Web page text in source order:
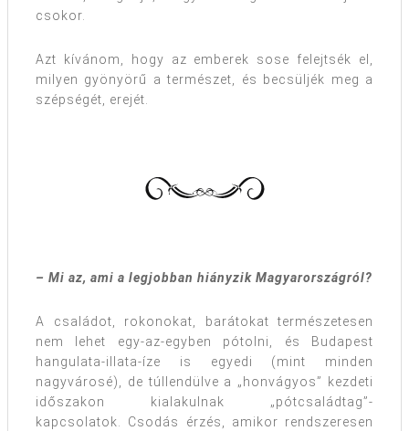
csokor.
Azt kívánom, hogy az emberek sose felejtsék el,
milyen gyönyörű a természet, és becsüljék meg a
szépségét, erejét.
– Mi az, ami a legjobban hiányzik Magyarországról?
A családot, rokonokat, barátokat természetesen
nem lehet egy-az-egyben pótolni, és Budapest
hangulata-illata-íze is egyedi (mint minden
nagyvárosé), de túllendülve a „honvágyos” kezdeti
időszakon kialakulnak „pótcsaládtag”-
kapcsolatok. Csodás érzés, amikor rendszeresen